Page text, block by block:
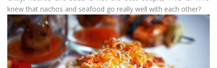
knew that nachos and seafood go really well with each other?